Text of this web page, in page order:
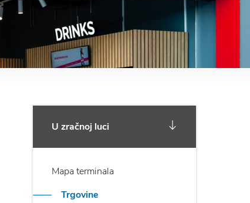
U zračnoj luci
Mapa terminala
Trgovine